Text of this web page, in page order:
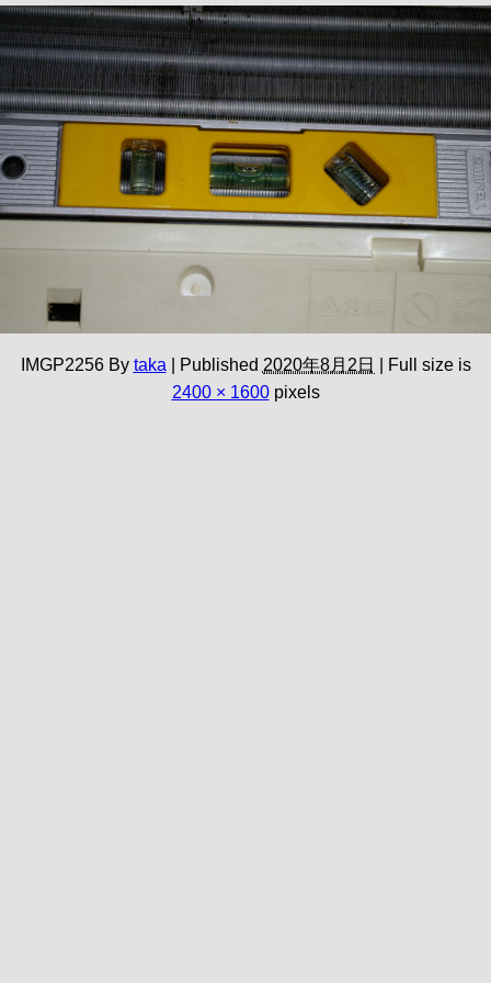
IMGP2256 By taka Published 2020年8月2日
Full size is
2400 × 1600pixels